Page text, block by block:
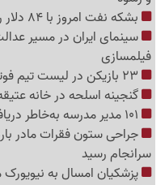
بشکه نفت امروز با 84 دلار رکورد زد
فیلمسازی
گنجینه اسلحه در خانه
جراحی ستون فقرات مادر
سرانجام رسید
پزشکیان امسال به